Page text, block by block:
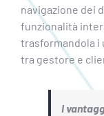
navigazione dei
funzionalità
trasformandola i
tra gestore e
I